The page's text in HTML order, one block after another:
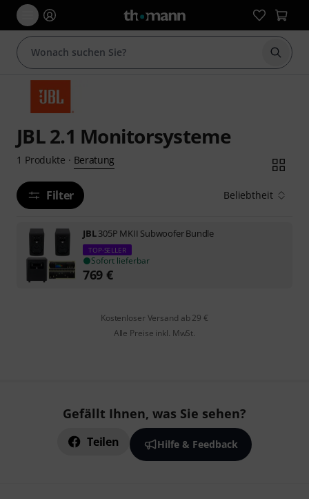
Suche
JBL 2.1 Monitorsysteme
1 Produkte · Beratung
Filter Beliebtheit
JBL305P MKII Subwoofer Bundle
TOP-SELLER
Sofort lieferbar
769 €
Kostenloser Versand ab 29 €
Alle Preise inkl. MwSt.
Gefällt Ihnen, was Sie sehen?
Teilen Hilfe & Feedback